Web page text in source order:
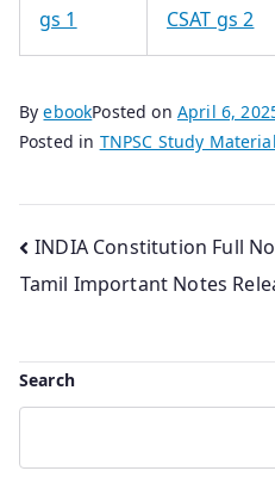
gs 1
CSAT gs 2
ByebookPosted on April 6,
Posted in TNPSC Study Material
Post
navigation
INDIA Constitution Full
Tamil Important Notes
Search